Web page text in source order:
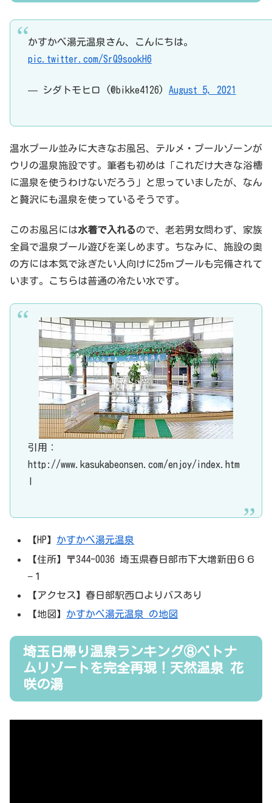
かすかべ湯元温泉さん、こんにちは。
pic.twitter.com/SrQ9sookH6
— シダトモヒロ (@bikke4126) August 5, 2021
温水プール並みに大きなお風呂、テルメ・プールゾーンが
ウリの温泉施設です。筆者も初めは「これだけ大きな浴槽
に温泉を使うわけないだろう」と思っていましたが、なん
と贅沢にも温泉を使っているそうです。
このお風呂には水着で入れるので、老若男女問わず、家族
全員で温泉プール遊びを楽しめます。ちなみに、施設の奥
の方には本気で泳ぎたい人向けに25ｍプールも完備されて
います。こちらは普通の冷たい水です。
引用：
http://www.kasukabeonsen.com/enjoy/index.htm
【HP】 かすかべ湯元温泉
【住所】〒344-0036 埼玉県春日部市下大増新田６６
−１
【アクセス】春日部駅西口よりバスあり
【地図】 かすかべ湯元温泉 の地図
埼玉日帰り温泉ランキング⑧ベトナ
ムリゾートを完全再現！天然温泉 花
咲の湯